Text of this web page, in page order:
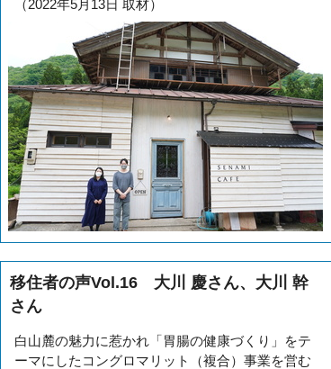
（2022年5月13日 取材）
移住者の声Vol.16 大川 慶さん、大川 幹
さん
白山麓の魅力に惹かれ「胃腸の健康づくり」をテ
ーマにしたコングロマリット（複合）事業を営む